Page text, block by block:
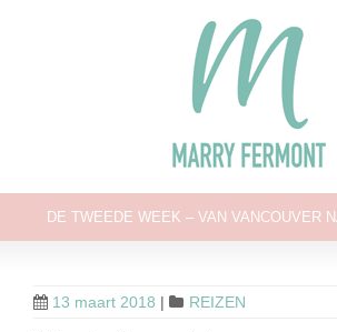
DE TWEEDE WEEK – VAN VANCOUVER
13 maart 2018 | REIZEN